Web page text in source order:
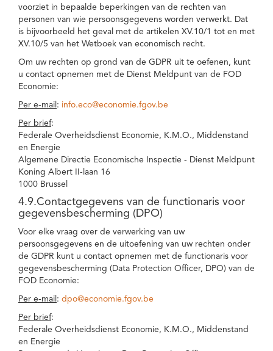
voorziet in bepaalde beperkingen van de rechten van
personen van wie persoonsgegevens worden verwerkt. Dat
is bijvoorbeeld het geval met de artikelen XV.10/1 tot en met
XV.10/5 van het Wetboek van economisch recht.
Om uw rechten op grond van de GDPR uit te oefenen, kunt
u contact opnemen met de Dienst Meldpunt van de FOD
Economie:
Per e-mail : info.eco@economie.fgov.be
Per brief:
Federale Overheidsdienst Economie, K.M.O., Middenstand
en Energie
Algemene Directie Economische Inspectie - Dienst Meldpunt
Koning Albert II-laan 16
1000 Brussel
4.9.Contactgegevens van de functionaris voor
gegevensbescherming (DPO)
Voor elke vraag over de verwerking van uw
persoonsgegevens en de uitoefening van uw rechten onder
de GDPR kunt u contact opnemen met de functionaris voor
gegevensbescherming (Data Protection Officer, DPO) van de
FOD Economie:
Per e-mail : dpo@economie.fgov.be
Per brief:
Federale Overheidsdienst Economie, K.M.O., Middenstand
en Energie